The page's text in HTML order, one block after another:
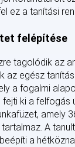
ez a tanítási
felépítése
tagolódik az
az egész
a fogalmi
ki a felfogás
amely
A
a